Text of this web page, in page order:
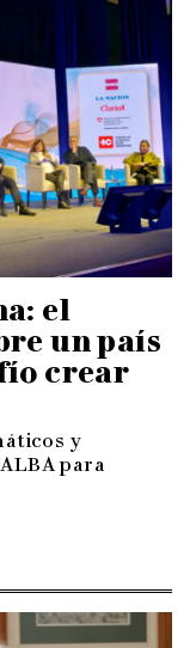
el
un país
crear
y
para